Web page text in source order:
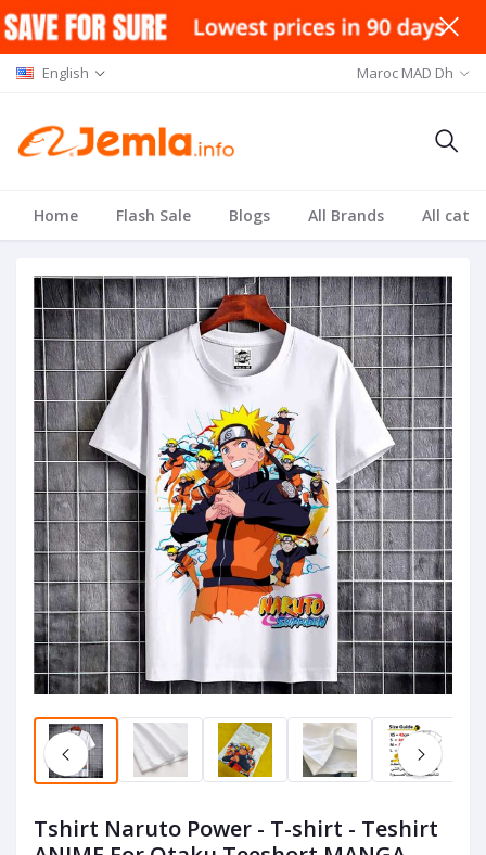
English Maroc MAD Dh
Home Flash Sale Blogs All Brands All
Tshirt Naruto Power - T-shirt - Teshirt